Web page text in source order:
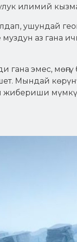
илимий
ушундай
аз гана
эмес,
Мындай
жибериши